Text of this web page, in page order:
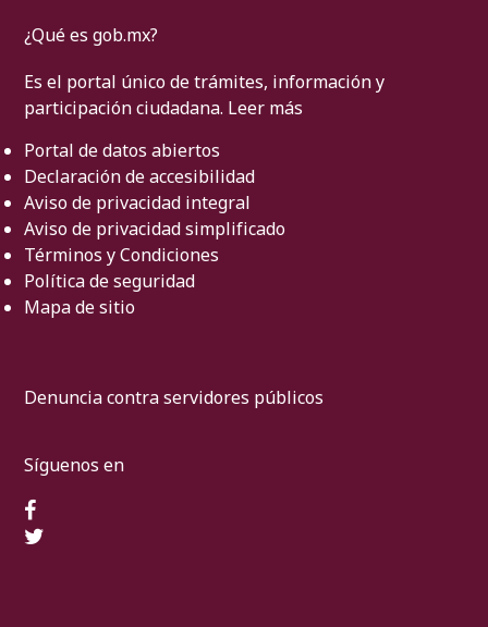
¿Qué es gob.mx?
Es el portal único de trámites, información y
participación ciudadana. Leer más
Portal de datos abiertos
Declaración de accesibilidad
Aviso de privacidad integral
Aviso de privacidad simplificado
Términos y Condiciones
Política de seguridad
Mapa de sitio
Denuncia contra servidores públicos
Síguenos en